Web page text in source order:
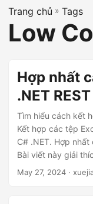
n
ề
Trang chủ » Tags
Low
Hợp nhất
.NET
Tìm hiểu cách kết
Kết hợp các tệp
C# .NET. Hợp
Bài viết này giải
hợp các tệp Excel
May 27, 2024 ·